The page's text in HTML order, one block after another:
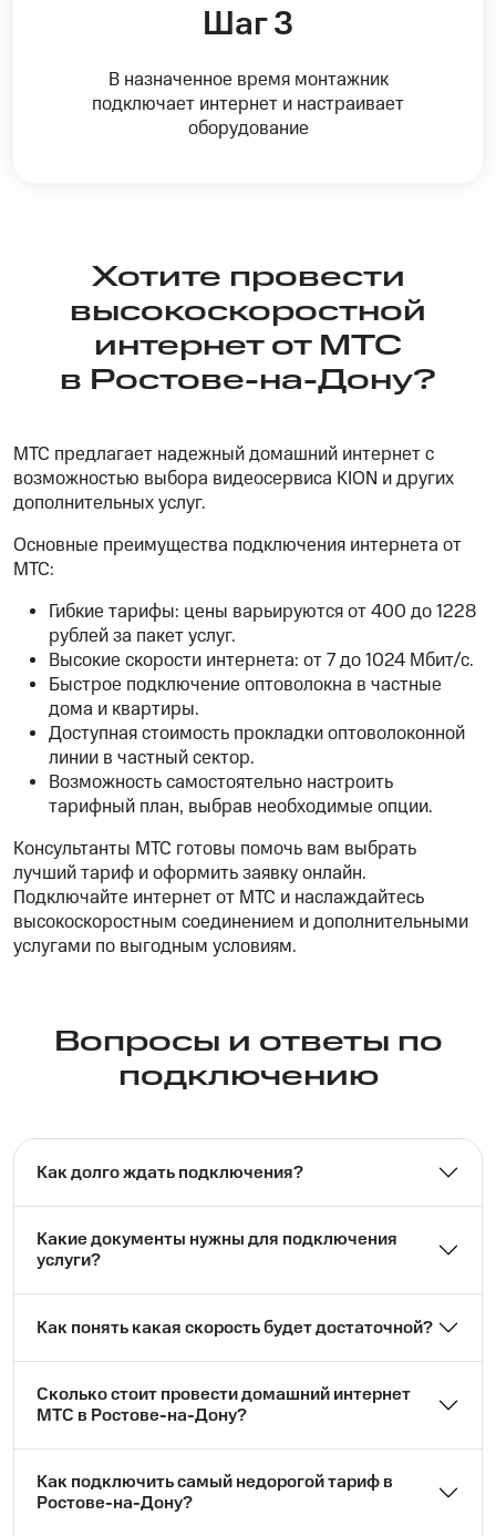
Шаг 3
В назначенное время монтажник
подключает интернет и настраивает
оборудование
Хотите провести
высокоскоростной
интернет от МТС
в Ростове-на-Дону?
МТС предлагает надежный домашний интернет с
возможностью выбора видеосервиса KION и других
дополнительных услуг.
Основные преимущества подключения интернета от
МТС:
Гибкие тарифы: цены варьируются от 400 до 1228
рублей за пакет услуг.
Высокие скорости интернета: от 7 до 1024 Мбит/с.
Быстрое подключение оптоволокна в частные
дома и квартиры.
Доступная стоимость прокладки оптоволоконной
линии в частный сектор.
Возможность самостоятельно настроить
тарифный план, выбрав необходимые опции.
Консультанты МТС готовы помочь вам выбрать
лучший тариф и оформить заявку онлайн.
Подключайте интернет от МТС и наслаждайтесь
высокоскоростным соединением и дополнительными
услугами по выгодным условиям.
Вопросы и ответы по
подключению
Как долго ждать подключения?
Какие документы нужны для подключения
услуги?
Как понять какая скорость будет достаточной?
Сколько стоит провести домашний интернет
МТС в Ростове-на-Дону?
Как подключить самый недорогой тариф в
Ростове-на-Дону?